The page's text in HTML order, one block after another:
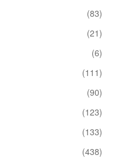
(83)
(21)
(6)
(111)
(90)
(123)
(133)
(438)